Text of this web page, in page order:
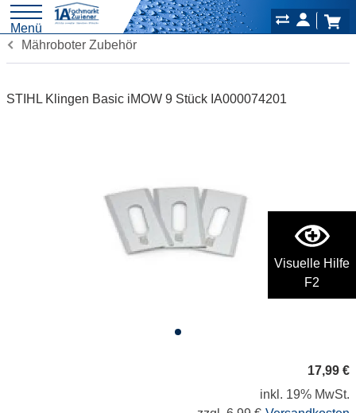
Visuelle Hilfe
F2
Menü
Mähroboter Zubehör
STIHL Klingen Basic iMOW 9 Stück IA000074201
17,99 €
inkl. 19% MwSt.